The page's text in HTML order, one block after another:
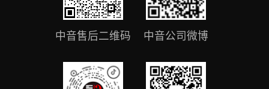
中音售后二维码 中音公司微博